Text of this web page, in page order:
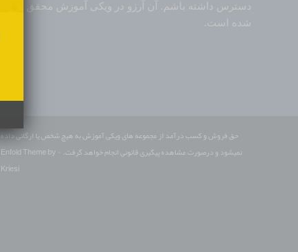
دسترس داشته باشم. آن آرزو در ویکی آموزش محقق
شده است.
حق فروش و کسب درآمد از مجموعه های ویکی آموزش به هیچ شخص یا ارگانی داده
نمیشود و درصورت مشاهده پیگیری قانونی انجام خواهد گرفت. - Enfold Theme by
Kriesi